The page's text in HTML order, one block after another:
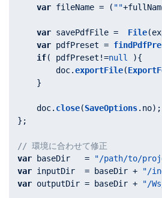
var fileName = ( ""
var savePdfFile = File
var pdfPreset =
if( pdfPreset!=null
){
        doc.
exportFile(
    }
    doc.
close(SaveOptions. no);
};
// 環境に合わせて修正
var baseDir   = "/path/to/
var inputDir  = baseDir + "/
var outputDir = baseDir + "/